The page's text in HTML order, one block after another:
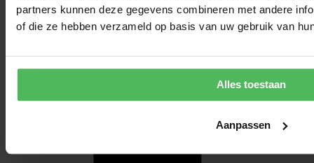
partners kunnen deze gegevens combineren met andere
of die ze hebben verzameld op basis van uw gebruik van
Alles toestaan
Aanpassen